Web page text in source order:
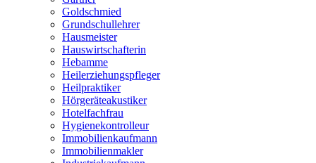
Goldschmied
Grundschullehrer
Hausmeister
Hauswirtschafterin
Hebamme
Heilerziehungspfleger
Heilpraktiker
Hörgeräteakustiker
Hotelfachfrau
Hygienekontrolleur
Immobilienkaufmann
Immobilienmakler